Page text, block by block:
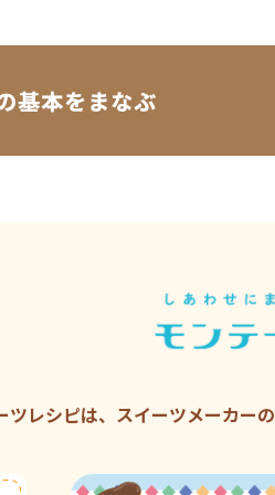
ツレシピは、スイーツメーカーの